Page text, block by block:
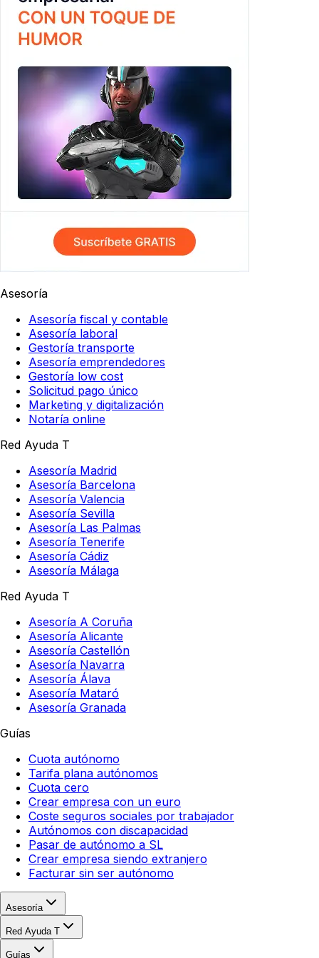
Asesoría
Asesoría fiscal y contable
Asesoría laboral
Gestoría transporte
Asesoría emprendedores
Gestoría low cost
Solicitud pago único
Marketing y digitalización
Notaría online
Red Ayuda T
Asesoría Madrid
Asesoría Barcelona
Asesoría Valencia
Asesoría Sevilla
Asesoría Las Palmas
Asesoría Tenerife
Asesoría Cádiz
Asesoría Málaga
Red Ayuda T
Asesoría A Coruña
Asesoría Alicante
Asesoría Castellón
Asesoría Navarra
Asesoría Álava
Asesoría Mataró
Asesoría Granada
Guías
Cuota autónomo
Tarifa plana autónomos
Cuota cero
Crear empresa con un euro
Coste seguros sociales por trabajador
Autónomos con discapacidad
Pasar de autónomo a SL
Crear empresa siendo extranjero
Facturar sin ser autónomo
Asesoría
Red Ayuda T
Guías